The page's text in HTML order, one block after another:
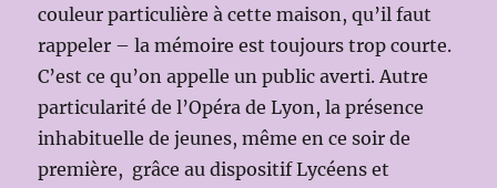
couleur particulière à cette maison, qu’il faut
rappeler – la mémoire est toujours trop courte.
C’est ce qu’on appelle un public averti. Autre
particularité de l’Opéra de Lyon, la présence
inhabituelle de jeunes, même en ce soir de
première, grâce au dispositif Lycéens et